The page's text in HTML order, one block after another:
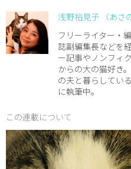
浅野裕見子 （あさ
フリーライター・
誌副編集長などを
ー記事やノンフィ
からの大の猫好き
の夫と暮らしてい
に執筆中。
この連載について